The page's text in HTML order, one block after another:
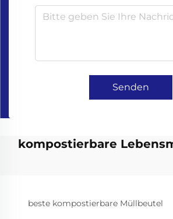
Senden
kompostierbare
beste kompostierbare Müllbeutel